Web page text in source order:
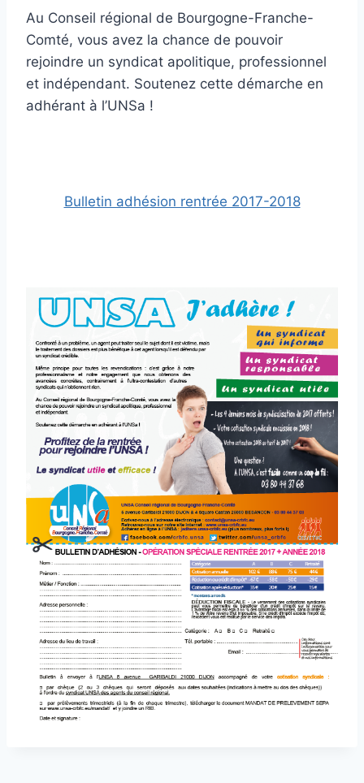
Au Conseil régional de Bourgogne-Franche-
Comté, vous avez la chance de pouvoir
rejoindre un syndicat apolitique, professionnel
et indépendant. Soutenez cette démarche en
adhérant à l’UNSa !
Bulletin adhésion rentrée 2017-2018